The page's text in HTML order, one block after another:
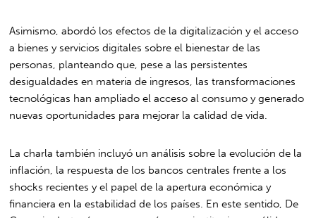
Asimismo, abordó los efectos de la digitalización y el acceso
a bienes y servicios digitales sobre el bienestar de las
personas, planteando que, pese a las persistentes
desigualdades en materia de ingresos, las transformaciones
tecnológicas han ampliado el acceso al consumo y generado
nuevas oportunidades para mejorar la calidad de vida.
La charla también incluyó un análisis sobre la evolución de la
inflación, la respuesta de los bancos centrales frente a los
shocks recientes y el papel de la apertura económica y
financiera en la estabilidad de los países. En este sentido, De